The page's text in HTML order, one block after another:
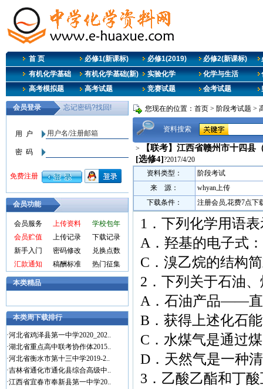
首 页 必修1(新课标) 必修1(2019) 必修2(新课标)
有机化学基础
有机化学基础(新) 实验化学 化学与生活
高考模拟题
高考试题 竞赛试题 会考试题
会员功能
会员服务 上传资料
学校包年
会员贮值
上传记录
下载记录
新手入门
密码修改
兑换点数
汇款通知
稿酬标准 热门征集
本类精品
本类周下载排行
·河北省鸡泽县第一中学2020_202..
·湖北省重点高中联考协作体2015..
·河北省衡水市第十三中学2019-2..
·吉林省通化市通化县综合高级中..
·江西省宜春市奉新县第一中学20..
您现在的位置： 首页 > 阶段考试题 >
资料搜索
>
【联考】江西省赣州市十四
[选修4]?2017/4/20
资料类型：
阶段考试
来 源：
whyan上传
下载条件：
注册会员,花费7点下
1．下列化学用语
A．羟基的电子式
C．溴乙烷的结构
2．下列关于石油
A．石油产品——直
B．获得上述化石
C．水煤气是通过
D．天然气是一种
3．乙酸乙酯和丁